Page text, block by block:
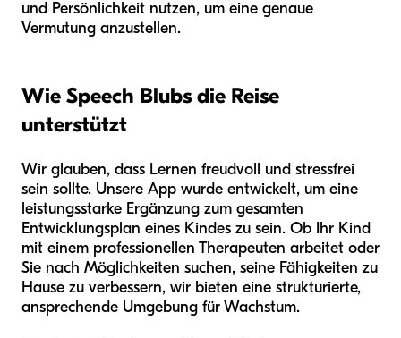
und Persönlichkeit nutzen, um eine genaue
Vermutung anzustellen.
Wie Speech Blubs die Reise
unterstützt
Wir glauben, dass Lernen freudvoll und stressfrei
sein sollte. Unsere App wurde entwickelt, um eine
leistungsstarke Ergänzung zum gesamten
Entwicklungsplan eines Kindes zu sein. Ob Ihr Kind
mit einem professionellen Therapeuten arbeitet oder
Sie nach Möglichkeiten suchen, seine Fähigkeiten zu
Hause zu verbessern, wir bieten eine strukturierte,
ansprechende Umgebung für Wachstum.